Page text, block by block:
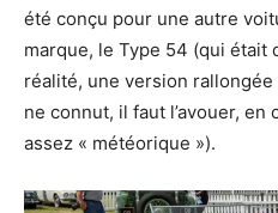
été conçu pour une autre
marque, le Type 54 (qui était
réalité, une version
ne connut, il faut l’avouer, en
assez « météorique »).